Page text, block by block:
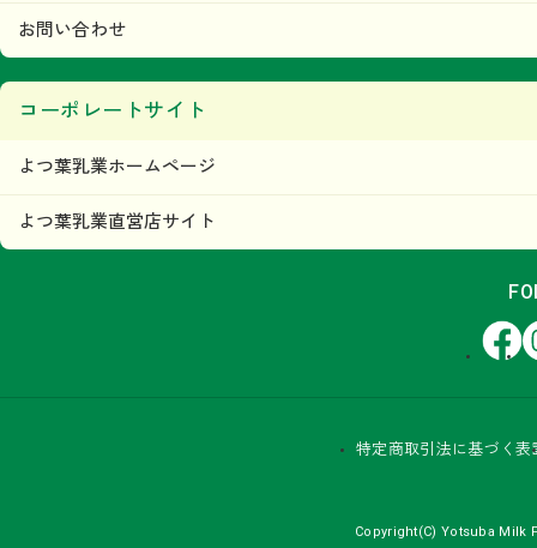
お問い合わせ
コーポレートサイト
よつ葉乳業ホームページ
よつ葉乳業直営店サイト
Facebook
特定商取引法に基づく表
Copyright(C) Yotsuba Milk